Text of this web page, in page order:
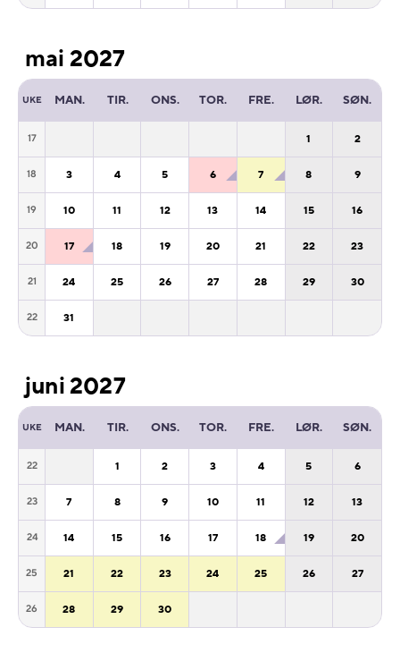
mai 2027
UKE MAN. TIR. ONS. TOR. FRE. LØR. SØN.
17 1 2
18 3 4 5 6 7 8 9
19 10 11 12 13 14 15 16
20 17 18 19 20 21 22 23
21 24 25 26 27 28 29 30
22 31
juni 2027
UKE MAN. TIR. ONS. TOR. FRE. LØR. SØN.
22 1 2 3 4 5 6
23 7 8 9 10 11 12 13
24 14 15 16 17 18 19 20
25 21 22 23 24 25 26 27
26 28 29 30